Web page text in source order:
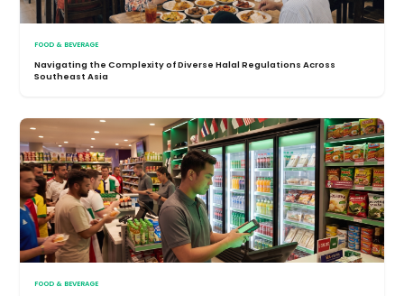
FOOD & BEVERAGE
Navigating the Complexity of Diverse Halal Regulations Across
Southeast Asia
FOOD & BEVERAGE